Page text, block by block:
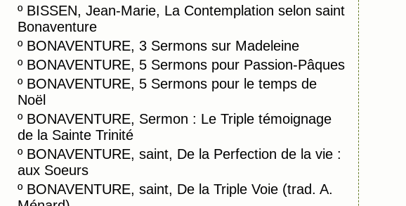
º BISSEN, Jean-Marie, La Contemplation selon saint
Bonaventure
º BONAVENTURE, 3 Sermons sur Madeleine
º BONAVENTURE, 5 Sermons pour Passion-Pâques
º BONAVENTURE, 5 Sermons pour le temps de
Noël
º BONAVENTURE, Sermon : Le Triple témoignage
de la Sainte Trinité
º BONAVENTURE, saint, De la Perfection de la vie :
aux Soeurs
º BONAVENTURE, saint, De la Triple Voie (trad. A.